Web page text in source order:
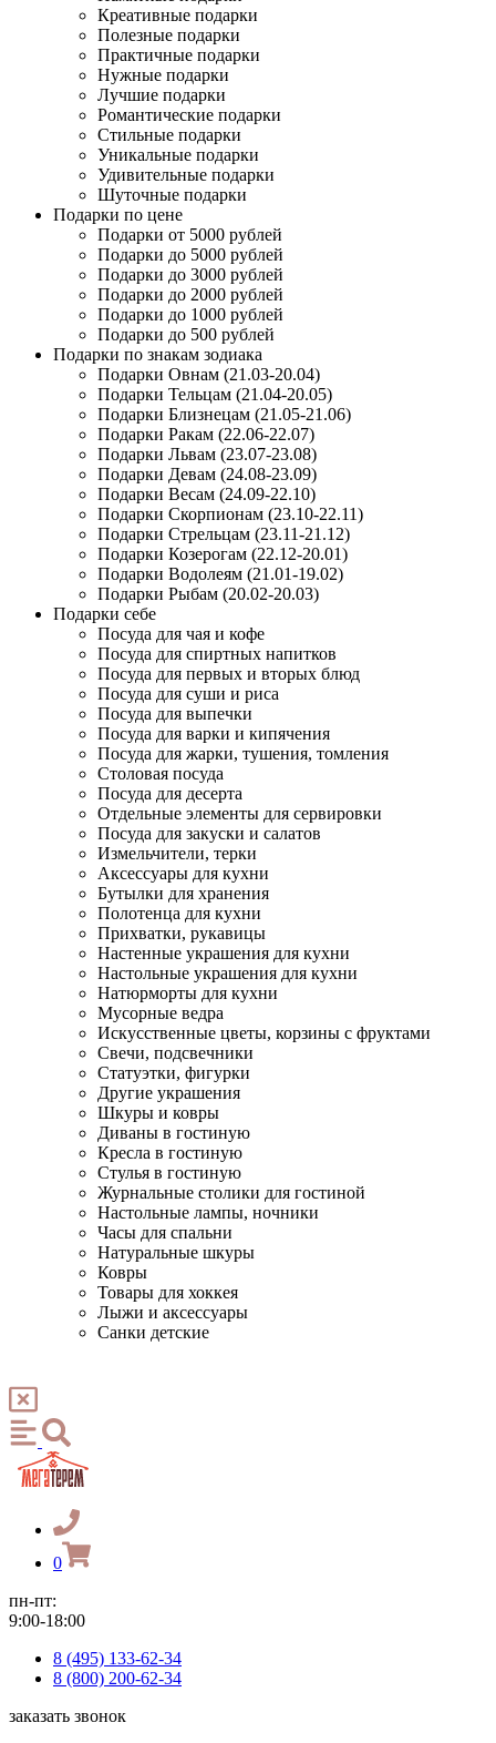
Креативные подарки
Полезные подарки
Практичные подарки
Нужные подарки
Лучшие подарки
Романтические подарки
Стильные подарки
Уникальные подарки
Удивительные подарки
Шуточные подарки
Подарки по цене
Подарки от 5000 рублей
Подарки до 5000 рублей
Подарки до 3000 рублей
Подарки до 2000 рублей
Подарки до 1000 рублей
Подарки до 500 рублей
Подарки по знакам зодиака
Подарки Овнам (21.03-20.04)
Подарки Тельцам (21.04-20.05)
Подарки Близнецам (21.05-21.06)
Подарки Ракам (22.06-22.07)
Подарки Львам (23.07-23.08)
Подарки Девам (24.08-23.09)
Подарки Весам (24.09-22.10)
Подарки Скорпионам (23.10-22.11)
Подарки Стрельцам (23.11-21.12)
Подарки Козерогам (22.12-20.01)
Подарки Водолеям (21.01-19.02)
Подарки Рыбам (20.02-20.03)
Подарки себе
Посуда для чая и кофе
Посуда для спиртных напитков
Посуда для первых и вторых блюд
Посуда для суши и риса
Посуда для выпечки
Посуда для варки и кипячения
Посуда для жарки, тушения, томления
Столовая посуда
Посуда для десерта
Отдельные элементы для сервировки
Посуда для закуски и салатов
Измельчители, терки
Аксессуары для кухни
Бутылки для хранения
Полотенца для кухни
Прихватки, рукавицы
Настенные украшения для кухни
Настольные украшения для кухни
Натюрморты для кухни
Мусорные ведра
Искусственные цветы, корзины с фруктами
Свечи, подсвечники
Статуэтки, фигурки
Другие украшения
Шкуры и ковры
Диваны в гостиную
Кресла в гостиную
Стулья в гостиную
Журнальные столики для гостиной
Настольные лампы, ночники
Часы для спальни
Натуральные шкуры
Ковры
Товары для хоккея
Лыжи и аксессуары
Санки детские
0
пн-пт:
9:00-18:00
8 (495) 133-62-34
8 (800) 200-62-34
заказать звонок